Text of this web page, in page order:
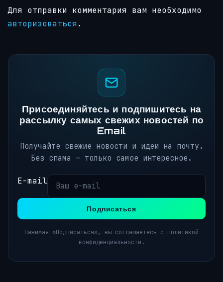
Для отправки комментария вам необходимо
авторизоваться.
Присоединяйтесь и подпишитесь на
рассылку самых свежих новостей по
Email
Получайте свежие новости и идеи на почту.
Без спама — только самое интересное.
E-mail
Подписаться
Нажимая «Подписаться», вы соглашаетесь с политикой
конфиденциальности.